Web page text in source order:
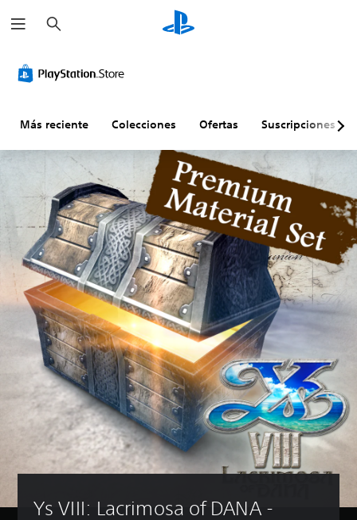
u
s
r
Más reciente Colecciones Ofertas Suscripciones
Ys VIII: Lacrimosa of DANA -